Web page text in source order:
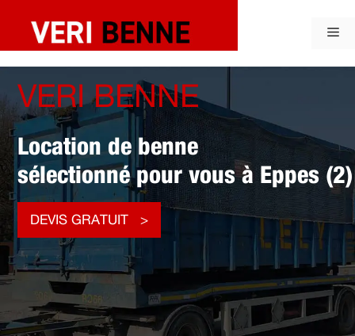
contenu
VERI BENNE
Location de benne
sélectionné pour vous à Eppes (2)
DEVIS GRATUIT